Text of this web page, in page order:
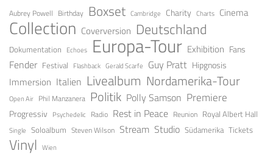
Aubrey Powell Birthday Boxset Cambridge Charity Charts Cinema
Collection Coverversion Deutschland
Dokumentation Echoes Europa-Tour Exhibition Fans
Fender Festival Flashback Gerald Scarfe Guy Pratt Hipgnosis
Immersion Italien Livealbum Nordamerika-Tour
Open Air Phil Manzanera Politik Polly Samson Premiere
Progressiv Psychedelic Radio Rest in Peace Reunion Royal Albert Hall
Single Soloalbum Steven Wilson Stream Studio Südamerika Tickets
Vinyl Wien